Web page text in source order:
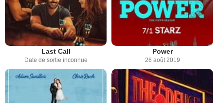
Last Call
Date de sortie inconnue
Power
26 août 2019